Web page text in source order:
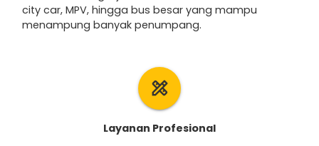
city car, MPV, hingga bus besar yang mampu
menampung banyak penumpang.
design_services
Layanan Profesional